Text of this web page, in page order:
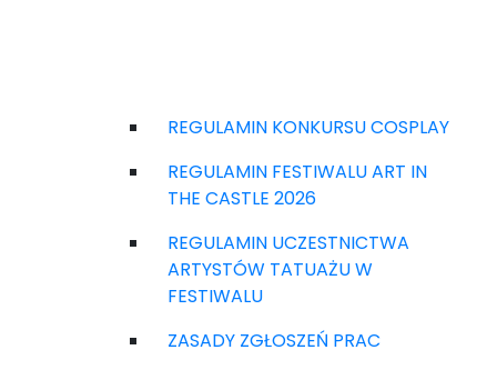
REGULAMIN KONKURSU COSPLAY
REGULAMIN FESTIWALU ART IN
THE CASTLE 2026
REGULAMIN UCZESTNICTWA
ARTYSTÓW TATUAŻU W
FESTIWALU
ZASADY ZGŁOSZEŃ PRAC